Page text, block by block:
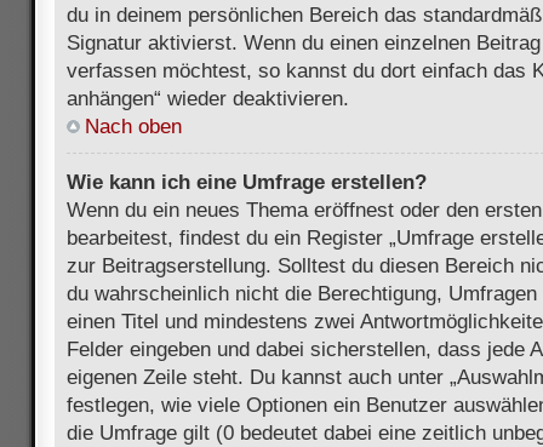
du in deinem persönlichen Bereich das
Signatur aktivierst. Wenn du einen einzelnen
verfassen möchtest, so kannst du dort einfach das
anhängen“ wieder deaktivieren.
Nach oben
Wie kann ich eine Umfrage erstellen?
Wenn du ein neues Thema eröffnest oder den
bearbeitest, findest du ein Register „Umfrage
zur Beitragserstellung. Solltest du diesen Bereich
du wahrscheinlich nicht die Berechtigung,
einen Titel und mindestens zwei
Felder eingeben und dabei sicherstellen, dass jede
eigenen Zeile steht. Du kannst auch unter
festlegen, wie viele Optionen ein Benutzer
die Umfrage gilt (0 bedeutet dabei eine zeitlich